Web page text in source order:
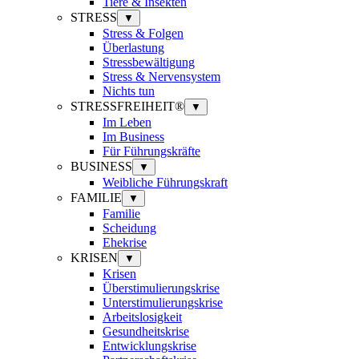
STRESS
▼
Stress & Folgen
Überlastung
Stressbewältigung
Stress & Nervensystem
Nichts tun
STRESSFREIHEIT®
▼
Im Leben
Im Business
Für Führungskräfte
BUSINESS
▼
Weibliche Führungskraft
FAMILIE
▼
Familie
Scheidung
Ehekrise
KRISEN
▼
Krisen
Überstimulierungskrise
Unterstimulierungskrise
Arbeitslosigkeit
Gesundheitskrise
Entwicklungskrise